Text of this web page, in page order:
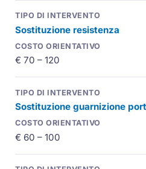
Sostituzione resistenza
€ 70 – 120
Sostituzione guarnizione
€ 60 – 100